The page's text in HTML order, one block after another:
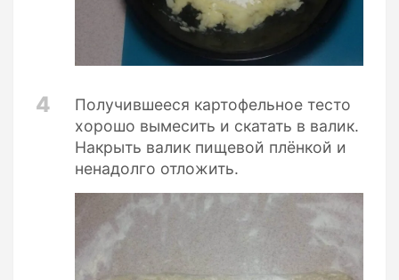
4
Получившееся картофельное тесто
хорошо вымесить и скатать в валик.
Накрыть валик пищевой плёнкой и
ненадолго отложить.